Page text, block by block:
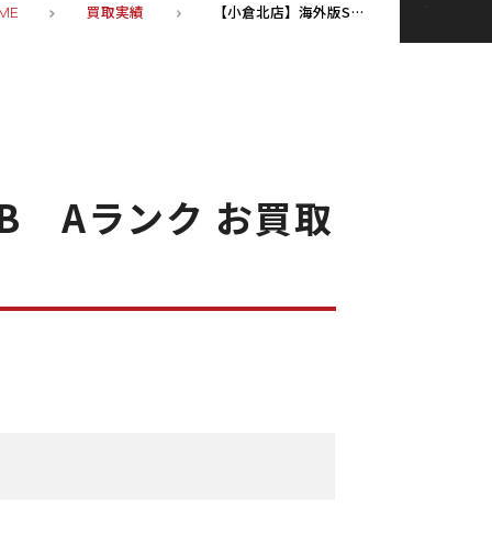
買取実績 【小倉北店】海外版SIMフリー iphone6s 64GB Aランク お買取☆
Aランク お買取